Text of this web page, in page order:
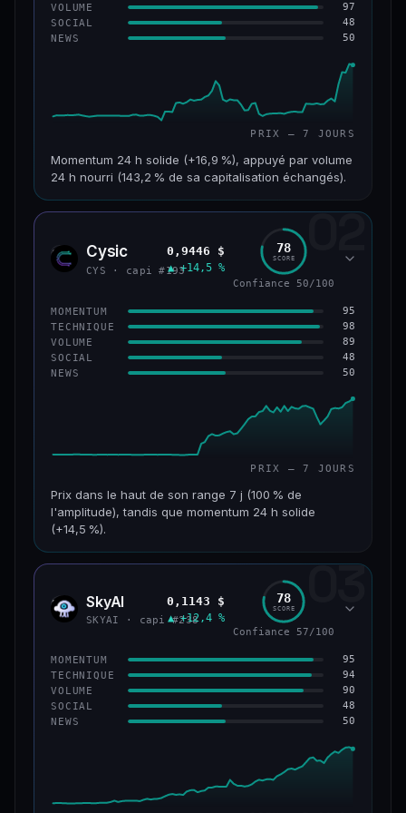
VOLUME 97
SOCIAL 48
NEWS 50
PRIX — 7 JOURS
Momentum 24 h solide (+16,9 %), appuyé par volume
24 h nourri (143,2 % de sa capitalisation échangés).
CAP. MARCHÉ VOLUME 24 H
VAR. 7 J VAR. 30 J
−10,2 %
VS ATH
−42,1 %
CONFIANCE 43/100
02
CYS Cysic
CYS · capi #193
0,9446 $
▲ +14,5 %
78
SCORE
Confiance 50/100
MOMENTUM 95
TECHNIQUE 98
VOLUME 89
SOCIAL 48
NEWS 50
PRIX — 7 JOURS
Prix dans le haut de son range 7 j (100 % de
l'amplitude), tandis que momentum 24 h solide
(+14,5 %).
CAP. MARCHÉ VOLUME 24 H
VAR. 7 J VAR. 30 J
+211,4 %
VS ATH
−3,2 % #193
CONFIANCE 50/100
03
SKYA SkyAI
SKYAI · capi #238
0,1143 $
▲ +12,4 %
78
SCORE
Confiance 57/100
MOMENTUM 95
TECHNIQUE 94
VOLUME 90
SOCIAL 48
NEWS 50